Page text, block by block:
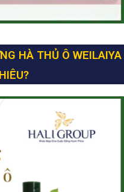
HÀ THỦ Ô WEILAIYA